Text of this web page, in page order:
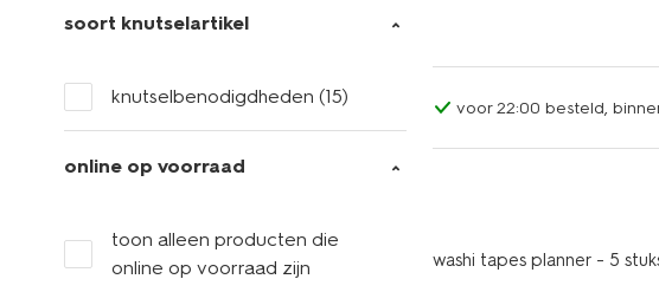
soort knutselartikel
knutselbenodigdheden (15)
online op voorraad
toon alleen producten die
online op voorraad zijn
voor 22:00 besteld,
washi tapes planner - 5